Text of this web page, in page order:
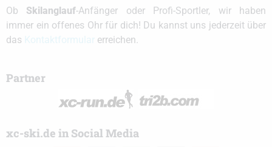
Ob Skilanglauf-Anfänger oder Profi-Sportler, wir haben
immer ein offenes Ohr für dich! Du kannst uns jederzeit über
das
erreichen.
Partner
xc-ski.de in Social Media